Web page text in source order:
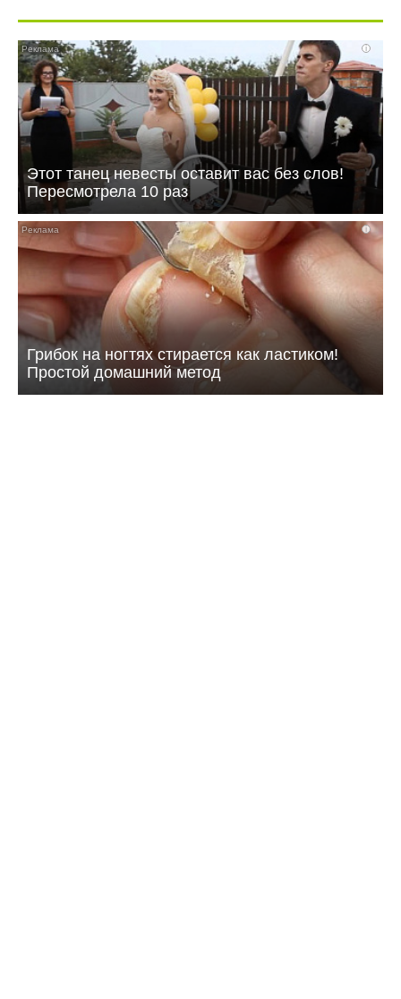
i
Этот танец невесты оставит вас без слов!
Пересмотрела 10 раз
i
Грибок на ногтях стирается как ластиком!
Простой домашний метод